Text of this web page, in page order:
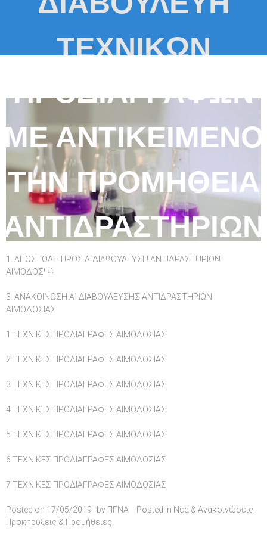
ΤΕΧΝΙΚΩΝ
ΠΡΟΔΙΑΓΡΑΦΩΝ
ΜΕ ΑΝΤΙΚΕΙΜΕΝΟ
ΤΗΝ ΠΡΟΜΗΘΕΙΑ
ΑΝΤΙΔΡΑΣΤΗΡΙΩΝ
ΑΙΜΟΔΟΣΙΑΣ
1. ΑΠΟΣΤΟΛΗ ΠΡΟΣ Α΄ΔΙΑΒΟΥΛΕΥΣΗ ΑΝΤΙΔΡΑΣΤΗΡΙΩΝ
ΑΙΜΟΔΟΣΙΑΣ
3. ΑΝΑΚΟΙΝΩΣΗ Α΄ ΔΙΑΒΟΥΛΕΥΣΗΣ ΑΝΤΙΔΡΑΣΤΗΡΙΩΝ
ΑΙΜΟΔΟΣΙΑΣ
1 ΤΕΧΝΙΚΕΣ ΠΡΟΔΙΑΓΡΑΦΕΣ ΑΙΜΟΔΟΣΙΑΣ
2 ΤΕΧΝΙΚΕΣ ΠΡΟΔΙΑΓΡΑΦΕΣ ΑΙΜΟΔΟΣΙΑΣ
3 ΤΕΧΝΙΚΕΣ ΠΡΟΔΙΑΓΡΑΦΕΣ ΑΙΜΟΔΟΣΙΑΣ
4 ΤΕΧΝΙΚΕΣ ΠΡΟΔΙΑΓΡΑΦΕΣ ΑΙΜΟΔΟΣΙΑΣ
5 ΤΕΧΝΙΚΕΣ ΠΡΟΔΙΑΓΡΑΦΕΣ ΑΙΜΟΔΟΣΙΑΣ
6 ΤΕΧΝΙΚΕΣ ΠΡΟΔΙΑΓΡΑΦΕΣ ΑΙΜΟΔΟΣΙΑΣ
7 ΤΕΧΝΙΚΕΣ ΠΡΟΔΙΑΓΡΑΦΕΣ ΑΙΜΟΔΟΣΙΑΣ
Posted on 17/05/2019 by ΠΓΝΑ Posted in Νέα & Ανακοινώσεις
Προκηρύξεις & Προμήθειες